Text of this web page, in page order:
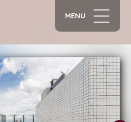
MENU